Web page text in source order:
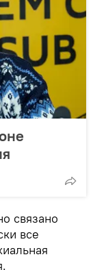
связано
все